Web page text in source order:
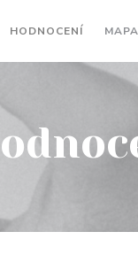
HODNOCENÍ